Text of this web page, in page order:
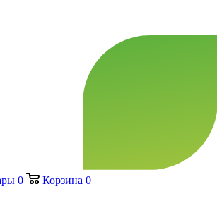
0 Корзина 0